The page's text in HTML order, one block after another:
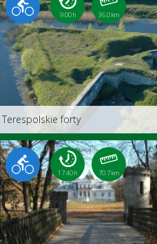
9:00 h 36.0 km
Terespolskie forty
17:40 h 70.7 km